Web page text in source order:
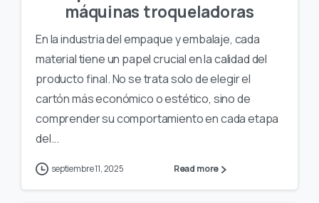
máquinas troqueladoras
En la industria del empaque y embalaje, cada
material tiene un papel crucial en la calidad del
producto final. No se trata solo de elegir el
cartón más económico o estético, sino de
comprender su comportamiento en cada etapa
del...
septiembre 11, 2025 Read more